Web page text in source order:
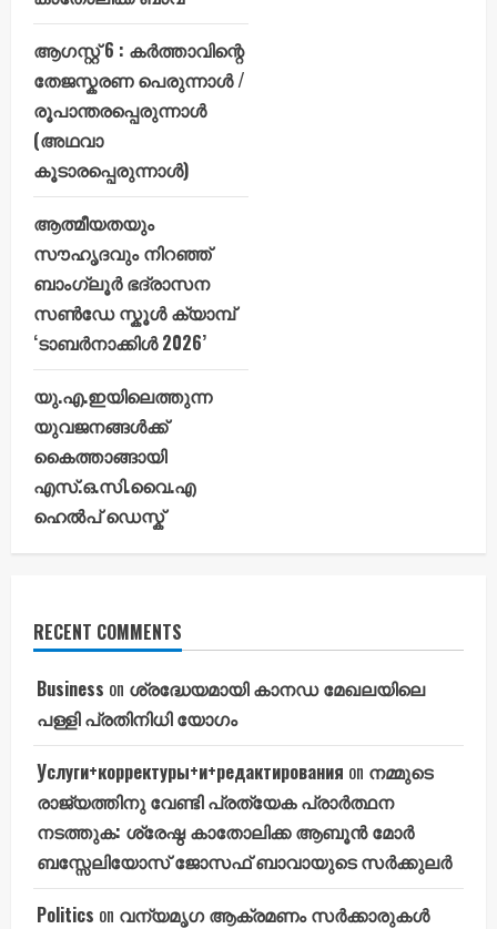
ആഗസ്റ്റ് 6 : കർത്താവിന്റെ
തേജസ്കരണ പെരുന്നാൾ /
രൂപാന്തരപ്പെരുന്നാൾ
(അഥവാ
കൂടാരപ്പെരുന്നാൾ)
ആത്മീയതയും
സൗഹൃദവും നിറഞ്ഞ്
ബാംഗ്ലൂർ ഭദ്രാസന
സൺഡേ സ്കൂൾ ക്യാമ്പ്
‘ടാബർനാക്കിൾ 2026’
യു.എ.ഇയിലെത്തുന്ന
യുവജനങ്ങൾക്ക്
കൈത്താങ്ങായി
എസ്.ഒ.സി.വൈ.എ
ഹെൽപ് ഡെസ്ക്
RECENT COMMENTS
Business on ശ്രദ്ധേയമായി കാനഡ മേഖലയിലെ
പള്ളി പ്രതിനിധി യോഗം
Услуги+корректуры+и+редактирования on നമ്മുടെ
രാജ്യത്തിനു വേണ്ടി പ്രത്യേക പ്രാർത്ഥന
നടത്തുക: ശ്രേഷ്ഠ കാതോലിക്ക ആബൂൻ മോർ
ബസ്സേലിയോസ് ജോസഫ് ബാവായുടെ സർക്കുലർ
Politics on വന്യമൃഗ ആക്രമണം സർക്കാരുകൾ